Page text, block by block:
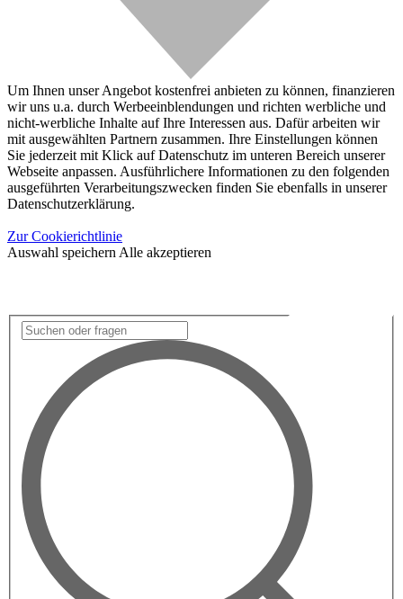
Um Ihnen unser Angebot kostenfrei anbieten zu können, finanzieren
wir uns u.a. durch Werbeeinblendungen und richten werbliche und
nicht-werbliche Inhalte auf Ihre Interessen aus. Dafür arbeiten wir
mit ausgewählten Partnern zusammen. Ihre Einstellungen können
Sie jederzeit mit Klick auf Datenschutz im unteren Bereich unserer
Webseite anpassen. Ausführlichere Informationen zu den folgenden
ausgeführten Verarbeitungszwecken finden Sie ebenfalls in unserer
Datenschutzerklärung.
Zur Cookierichtlinie
Auswahl speichern Alle akzeptieren